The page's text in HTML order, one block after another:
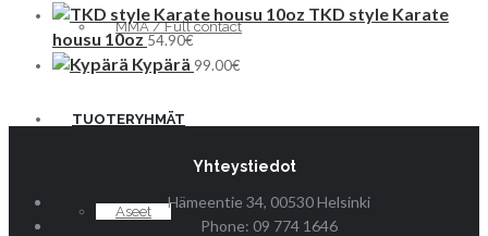
MMA / Full contact
TUOTERYHMÄT
Aseet
TKD style Karate
housu 10oz54.90€
Kypärä 99.00€
Yhteystiedot
Hämeentie 34, 00530 Helsinki
Phone: 09 774 1646